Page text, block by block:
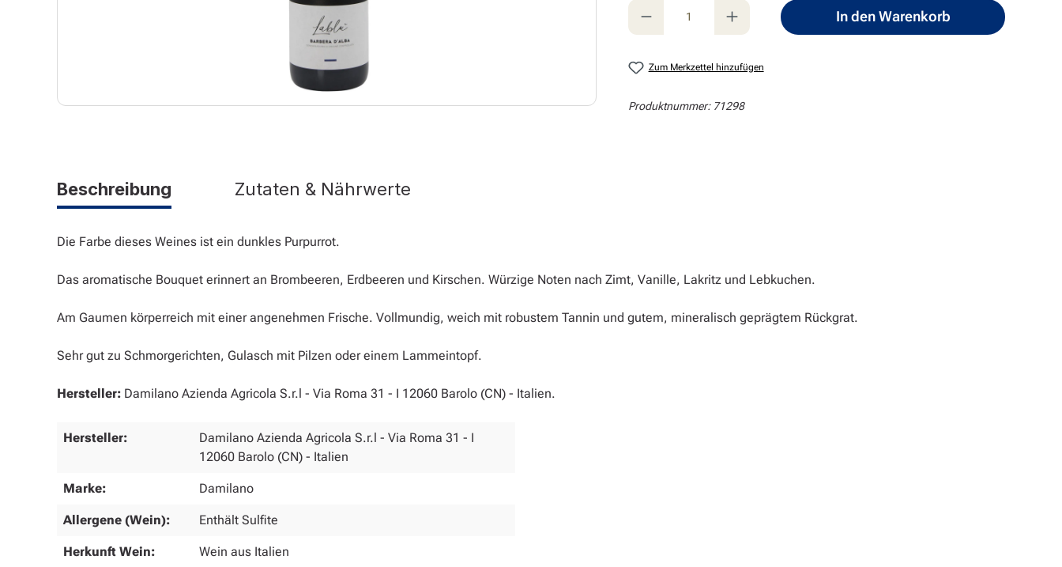
Produkt Anzahl: Gib den gewünschten Wert ein
In den Warenkorb
Zum Merkzettel hinzufügen
Produktnummer: 71298
Beschreibung Zutaten & Nährwerte
Die Farbe dieses Weines ist ein dunkles Purpurrot.
Das aromatische Bouquet erinnert an Brombeeren, Erdbeeren und Kirschen. Würzige Noten nach Zimt, Vanille, Lakritz und Lebkuchen.
Am Gaumen körperreich mit einer angenehmen Frische. Vollmundig, weich mit robustem Tannin und gutem, mineralisch geprägtem Rückgrat.
Sehr gut zu Schmorgerichten, Gulasch mit Pilzen oder einem Lammeintopf.
Hersteller: Damilano Azienda Agricola S.r.l - Via Roma 31 - I 12060 Barolo (CN) - Italien.
Hersteller:
Damilano Azienda Agricola S.r.l - Via Roma 31 - I
12060 Barolo (CN) - Italien
Marke: Damilano
Allergene (Wein): Enthält Sulfite
Herkunft Wein: Wein aus Italien